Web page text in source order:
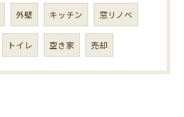
外壁 キッチン 窓リノベ
トイレ 空き家 売却